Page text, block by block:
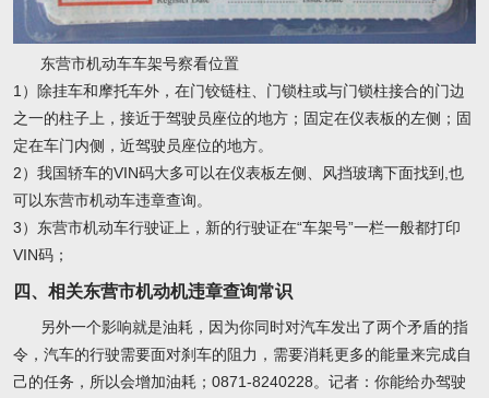
东营市机动车车架号察看位置
1）除挂车和摩托车外，在门铰链柱、门锁柱或与门锁柱接合的门边
之一的柱子上，接近于驾驶员座位的地方；固定在仪表板的左侧；固
定在车门内侧，近驾驶员座位的地方。
2）我国轿车的VIN码大多可以在仪表板左侧、风挡玻璃下面找到,也
可以东营市机动车违章查询。
3）东营市机动车行驶证上，新的行驶证在“车架号”一栏一般都打印
VIN码；
四、相关东营市机动机违章查询常识
另外一个影响就是油耗，因为你同时对汽车发出了两个矛盾的指
令，汽车的行驶需要面对刹车的阻力，需要消耗更多的能量来完成自
己的任务，所以会增加油耗；0871-8240228。记者：你能给办驾驶